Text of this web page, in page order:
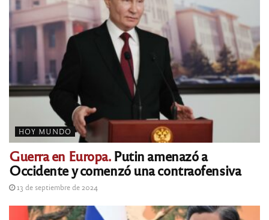
HOY MUNDO
Guerra en Europa.Putin amenazó a
Occidente y comenzó una contraofensiva
13 de septiembre de 2024